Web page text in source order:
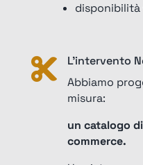
disponibilità

L’intervento
Abbiamo
misura:
un catalogo
commerce.